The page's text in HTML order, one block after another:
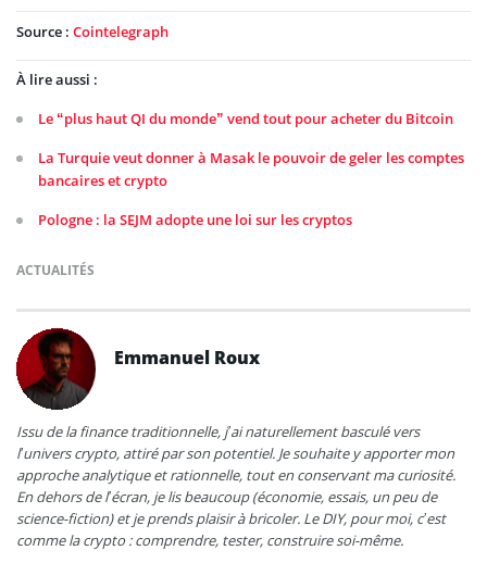
Source : Cointelegraph
À lire aussi :
Le “plus haut QI du monde” vend tout pour acheter du Bitcoin
La Turquie veut donner à Masak le pouvoir de geler les comptes
bancaires et crypto
Pologne : la SEJM adopte une loi sur les cryptos
ACTUALITÉS
Emmanuel Roux
Issu de la finance traditionnelle, j’ai naturellement basculé vers
l’univers crypto, attiré par son potentiel. Je souhaite y apporter mon
approche analytique et rationnelle, tout en conservant ma curiosité.
En dehors de l’écran, je lis beaucoup (économie, essais, un peu de
science-fiction) et je prends plaisir à bricoler. Le DIY, pour moi, c’est
comme la crypto : comprendre, tester, construire soi-même.